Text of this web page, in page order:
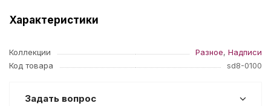
Характеристики
Коллекции Разное, Надписи
Код товара
sd8-0100
Задать вопрос